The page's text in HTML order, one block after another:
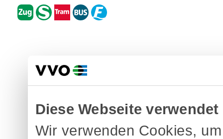
Diese Webseite
Wir verwenden Cookies,